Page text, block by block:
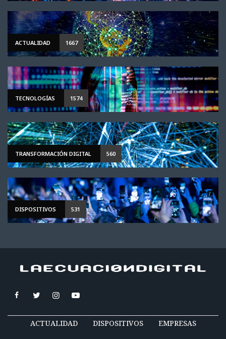
ACTUALIDAD 1667
TECNOLOGÍAS 1574
TRANSFORMACIÓN DIGITAL 560
DISPOSITIVOS 531
ACTUALIDAD DISPOSITIVOS EMPRESAS